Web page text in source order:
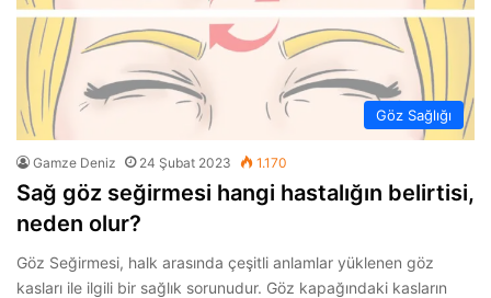
Göz Sağlığı
Gamze Deniz 24 Şubat 2023 1.170
Sağ göz seğirmesi hangi hastalığın belirtisi,
neden olur?
Göz Seğirmesi, halk arasında çeşitli anlamlar yüklenen göz
kasları ile ilgili bir sağlık sorunudur. Göz kapağındaki kasların